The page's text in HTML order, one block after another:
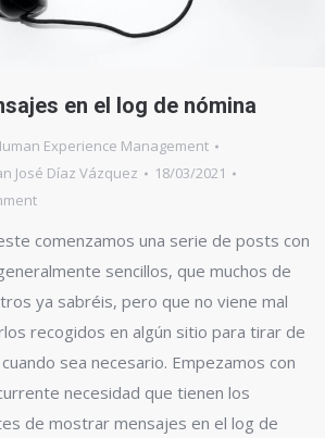
en el log de nómina
Experience Management
José Díaz Vázquez
18/03/2021
comenzamos una serie de posts con
sencillos, que muchos de
ya sabréis, pero que no viene mal
recogidos en algún sitio para tirar de
sea necesario. Empezamos con
necesidad que tienen los
de mostrar mensajes en el log de